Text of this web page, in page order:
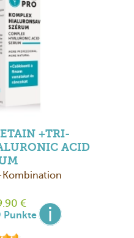
+TRI-
ACID
Kombination
€
Punkte